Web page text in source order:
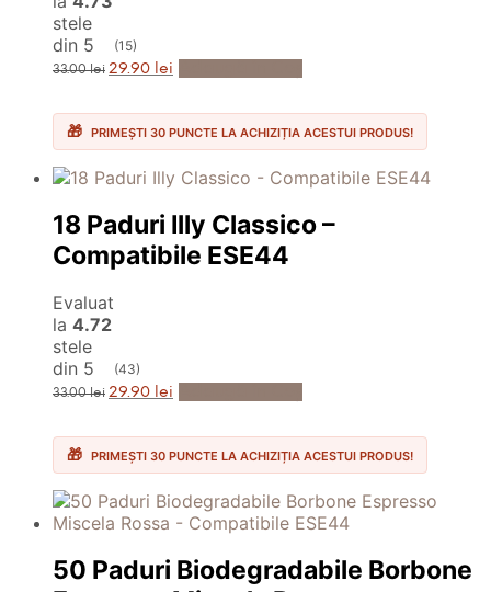
stele
din 5
(15)
33.00lei Prețul
inițial
fost:
33.00 lei.
29.90 lei Prețul
curent
29.90 lei.
PRIMEȘTI 30 PUNCTE LA ACHIZIȚIA ACESTUI PRODUS!
18 Paduri Illy Classico –
Compatibile ESE44
Evaluat
la 4.72
stele
din 5
(43)
33.00lei Prețul
inițial
fost:
33.00 lei.
29.90 lei Prețul
curent
29.90 lei.
PRIMEȘTI 30 PUNCTE LA ACHIZIȚIA ACESTUI PRODUS!
50 Paduri Biodegradabile Borbone